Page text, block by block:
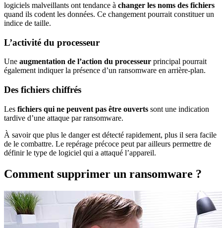
logiciels malveillants ont tendance à changer les noms des fichiers
quand ils codent les données. Ce changement pourrait constituer un
indice de taille.
L’activité du processeur
Une augmentation de l’action du processeur principal pourrait
également indiquer la présence d’un ransomware en arrière-plan.
Des fichiers chiffrés
Les fichiers qui ne peuvent pas être ouverts sont une indication
tardive d’une attaque par ransomware.
À savoir que plus le danger est détecté rapidement, plus il sera facile
de le combattre. Le repérage précoce peut par ailleurs permettre de
définir le type de logiciel qui a attaqué l’appareil.
Comment supprimer un ransomware ?